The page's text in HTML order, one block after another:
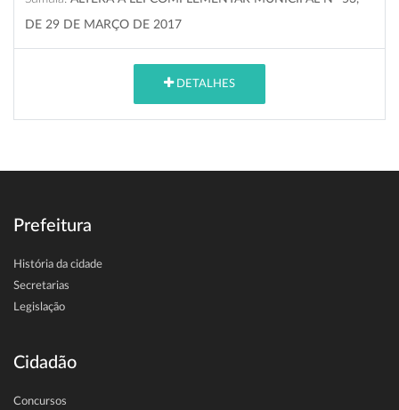
DE 29 DE MARÇO DE 2017
DETALHES
Prefeitura
História da cidade
Secretarias
Legislação
Cidadão
Concursos